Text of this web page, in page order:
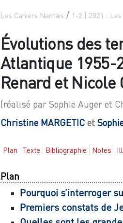
Les Cahiers Nantais 1-2 | 2021 :
Évolutions des
Atlantique 1955-
Renard et Nicole
(réalisé par Sophie Auger et
Christine MARGETIC et
Plan Texte Bibliographie Notes
Plan
Pourquoi s’interroger
Premiers constats de